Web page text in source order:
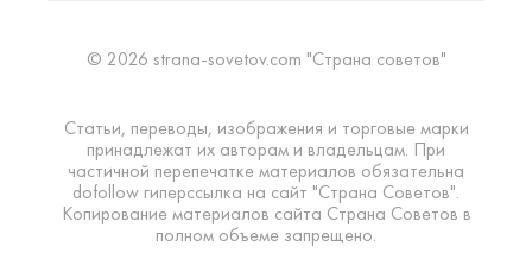
© 2026 strana-sovetov.com "Страна советов"
Статьи, переводы, изображения и торговые марки
принадлежат их авторам и владельцам. При
частичной перепечатке материалов обязательна
dofollow гиперссылка на сайт "Страна Советов".
Копирование материалов сайта Страна Советов в
полном объеме запрещено.